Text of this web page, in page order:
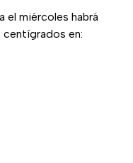
el miércoles habrá
en: